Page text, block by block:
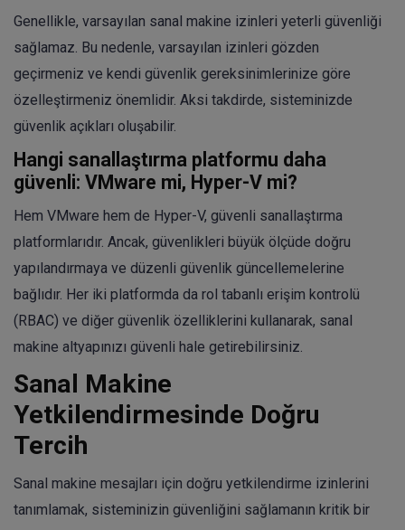
Genellikle, varsayılan sanal makine izinleri yeterli güvenliği
sağlamaz. Bu nedenle, varsayılan izinleri gözden
geçirmeniz ve kendi güvenlik gereksinimlerinize göre
özelleştirmeniz önemlidir. Aksi takdirde, sisteminizde
güvenlik açıkları oluşabilir.
Hangi sanallaştırma platformu daha
güvenli: VMware mi, Hyper-V mi?
Hem VMware hem de Hyper-V, güvenli sanallaştırma
platformlarıdır. Ancak, güvenlikleri büyük ölçüde doğru
yapılandırmaya ve düzenli güvenlik güncellemelerine
bağlıdır. Her iki platformda da rol tabanlı erişim kontrolü
(RBAC) ve diğer güvenlik özelliklerini kullanarak, sanal
makine altyapınızı güvenli hale getirebilirsiniz.
Sanal Makine
Yetkilendirmesinde Doğru
Tercih
Sanal makine mesajları için doğru yetkilendirme izinlerini
tanımlamak, sisteminizin güvenliğini sağlamanın kritik bir